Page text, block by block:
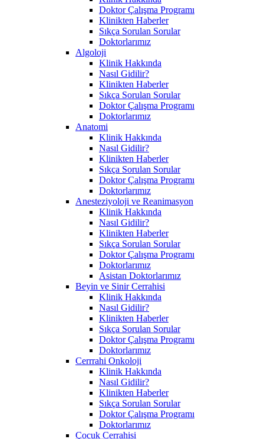
Doktor Çalışma Programı
Klinikten Haberler
Sıkça Sorulan Sorular
Doktorlarımız
Algoloji
Klinik Hakkında
Nasıl Gidilir?
Klinikten Haberler
Sıkça Sorulan Sorular
Doktor Çalışma Programı
Doktorlarımız
Anatomi
Klinik Hakkında
Nasıl Gidilir?
Klinikten Haberler
Sıkça Sorulan Sorular
Doktor Çalışma Programı
Doktorlarımız
Anesteziyoloji ve Reanimasyon
Klinik Hakkında
Nasıl Gidilir?
Klinikten Haberler
Sıkça Sorulan Sorular
Doktor Çalışma Programı
Doktorlarımız
Asistan Doktorlarımız
Beyin ve Sinir Cerrahisi
Klinik Hakkında
Nasıl Gidilir?
Klinikten Haberler
Sıkça Sorulan Sorular
Doktor Çalışma Programı
Doktorlarımız
Cerrrahi Onkoloji
Klinik Hakkında
Nasıl Gidilir?
Klinikten Haberler
Sıkça Sorulan Sorular
Doktor Çalışma Programı
Doktorlarımız
Çocuk Cerrahisi